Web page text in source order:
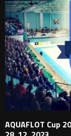
AQUAFLOT Cup